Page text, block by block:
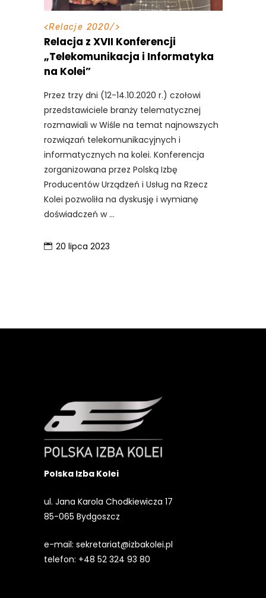
<Relacje 2020/>
Relacja z XVII Konferencji
„Telekomunikacja i Informatyka
na Kolei”
Przez trzy dni (12-14.10.2020 r.) czołowi
przedstawiciele branży telematycznej
rozmawiali w Wiśle na temat najnowszych
rozwiązań telekomunikacyjnych i
informatycznych na kolei. Konferencja
zorganizowana przez Polską Izbę
Producentów Urządzeń i Usług na Rzecz
Kolei pozwoliła na dyskusję i wymianę
doświadczeń w
20 lipca 2023
Polska Izba Kolei
ul. Jana Karola Chodkiewicza 17
85-065 Bydgoszcz
e-mail: sekretariat@izbakolei.pl
telefon: +48 52 324 93 80